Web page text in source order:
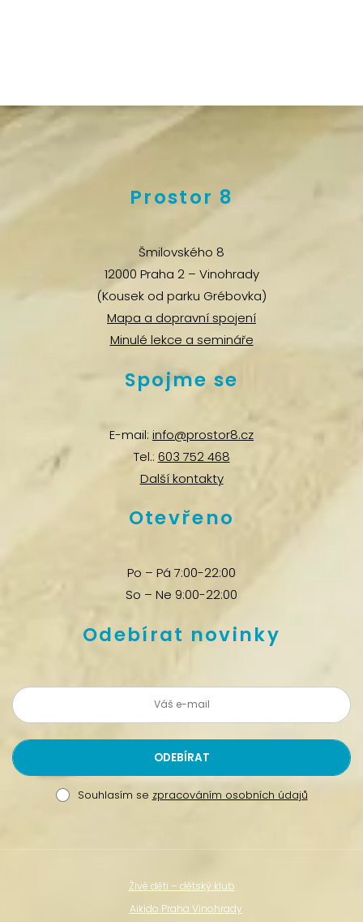
Prostor 8
Šmilovského 8
12000 Praha 2 – Vinohrady
(Kousek od parku Grébovka)
Mapa a dopravní spojení
Minulé lekce a semináře
Spojme se
E-mail: info@prostor8.cz
Tel.: 603 752 468
Další kontakty
Otevřeno
Po – Pá 7:00-22:00
So – Ne 9:00-22:00
Odebírat novinky
Souhlasím se zpracováním osobních údajů
Živé děti – dětský klub
Aikido Praha Vinohrady